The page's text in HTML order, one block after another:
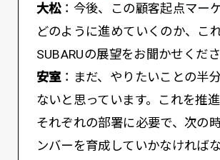
大松：今後、この顧客起点マー
どのように進めていくのか、こ
SUBARUの展望をお聞かせくださ
安室：まだ、やりたいことの半
ないと思っています。これを推
それぞれの部署に必要で、次の
ンバーを育成していかなければ